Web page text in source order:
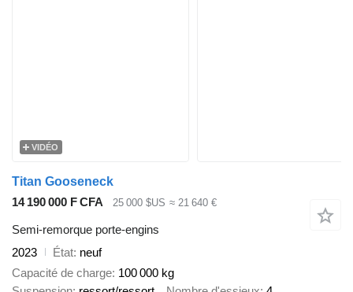
VIDÉO
Titan Gooseneck
14 190 000 F CFA
25 000 $US ≈ 21 640 €
Semi-remorque porte-engins
2023
État neuf
Capacité de charge 100 000 kg